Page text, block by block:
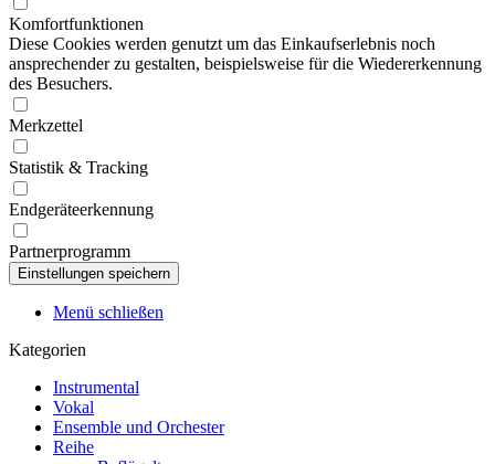
Komfortfunktionen
Diese Cookies werden genutzt um das Einkaufserlebnis noch
ansprechender zu gestalten, beispielsweise für die Wiedererkennung
des Besuchers.
Merkzettel
Statistik & Tracking
Endgeräteerkennung
Partnerprogramm
Menü schließen
Kategorien
Instrumental
Vokal
Ensemble und Orchester
Reihe